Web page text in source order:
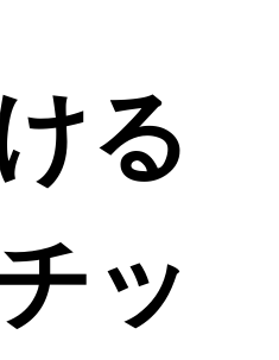
る
ッ